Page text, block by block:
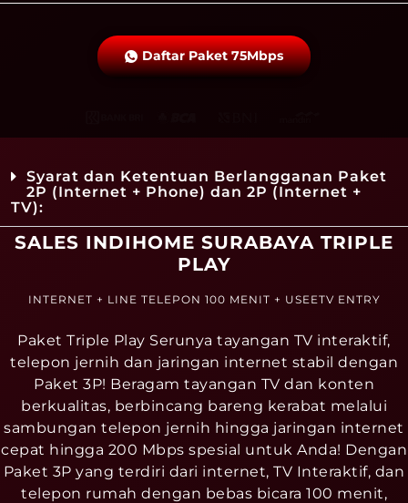
Daftar Paket 75Mbps
Syarat dan Ketentuan Berlangganan Paket
2P (Internet + Phone) dan 2P (Internet +
TV):
SALES INDIHOME SURABAYA TRIPLE
PLAY
INTERNET + LINE TELEPON 100 MENIT + USEETV ENTRY
Paket Triple Play Serunya tayangan TV interaktif,
telepon jernih dan jaringan internet stabil dengan
Paket 3P! Beragam tayangan TV dan konten
berkualitas, berbincang bareng kerabat melalui
sambungan telepon jernih hingga jaringan internet
cepat hingga 200 Mbps spesial untuk Anda! Dengan
Paket 3P yang terdiri dari internet, TV Interaktif, dan
telepon rumah dengan bebas bicara 100 menit,